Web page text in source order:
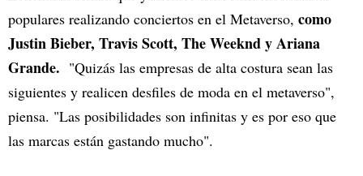
populares realizando conciertos en el Metaverso, como
Justin Bieber, Travis Scott, The Weeknd y Ariana
Grande. "Quizás las empresas de alta costura sean las
siguientes y realicen desfiles de moda en el metaverso",
piensa. "Las posibilidades son infinitas y es por eso que
las marcas están gastando mucho".